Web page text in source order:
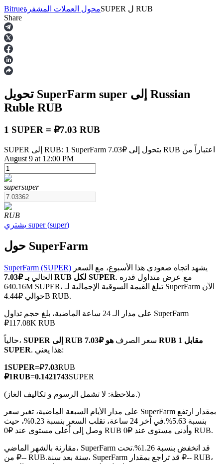
العقود الآجلة
العقود الآجلة USDT
العقود الآجلة لـ COIN-M
العقود الآجلة للعملات المشفرة
TradFi
مشتقات الأسهم والعملات الأجنبية والمعادن الثمينة والسلع
العقود الآجلة USDC
Bitrueمحول العملات المشفرةSUPER ل RUB
Share
تحويل SuperFarm super
Ruble RUB
1 SUPER = ₽7.03 RUB
SUPER إلى RUB: 1 SuperFarm يتحول إلى ₽7.03 RUB اعتباراً من
August 9 at 12:00 PM
supersuper
RUB
يشتري super(super)
حول SuperFarm
SuperFarm (SUPER)
الحالي
بـ ₽7.03 RUB لكل SUPER. مع عرض متداول قدره
640.16M SUPER، تبلغ القيمة السوقية الإجمالية لـ SuperFarm الآن
حوالي ₽4.44B RUB.
على مدار الـ 24 ساعة الماضية، بلغ حجم تداول SuperFarm
₽117.08K RUB
حالياً، SUPER إلى RUB سعر الصرف
هو ₽7.03 RUB مقابل 1
SUPER
. هذا يعني:
1SUPER=₽7.03RUB
₽1RUB=0.1421743SUPER
(ملاحظة: لا تشمل الرسوم و تكاليف الغاز.)
على مدار الأيام السبعة الماضية، تغير سعر SuperFarm بمقدار ارتفع
بنسبة 5.63%.
في آخر 24 ساعة، تقلب السعر بنسبة 0.23%، حيث
وصل إلى أعلى مستوى عند ₽0 RUB وأدنى مستوى عند ₽0 RUB.
مقارنة بالشهر الماضي، SuperFarm قد انخفض بنسبة 1.26%.تحت
من ₽-- RUB.سنة بعد سنة، SuperFarm قد تراجع بمقدار ₽-- RUB،